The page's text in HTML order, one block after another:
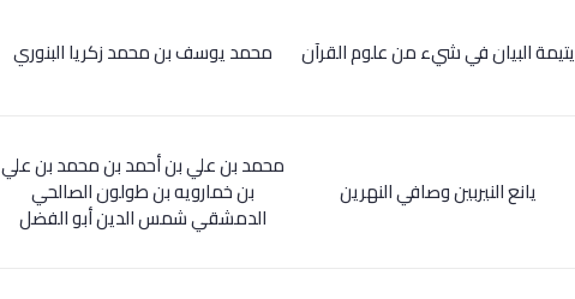
يتيمة البيان في شيء من علوم القرآن محمد يوسف بن محمد زكريا البنوري
يانع النيربين وصافي النهرين
محمد بن علي بن أحمد بن محمد بن علي
بن خمارويه بن طولون الصالحي
الدمشقي شمس الدين أبو الفضل